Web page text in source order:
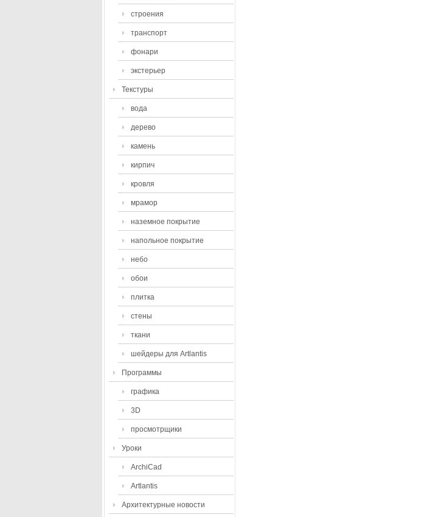
строения
транспорт
фонари
экстерьер
Текстуры
вода
дерево
камень
кирпич
кровля
мрамор
наземное покрытие
напольное покрытие
небо
обои
плитка
стены
ткани
шейдеры для Artlantis
Программы
графика
3D
просмотрщики
Уроки
ArchiCad
Artlantis
Архитектурные новости